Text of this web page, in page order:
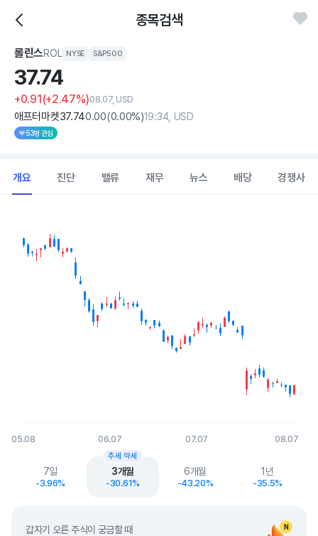
종목검색
롤린스ROL NYSE S&P500
37.74
+0.91(+2.47%)08.07, USD
애프터마켓37.740.00(0.00%)19:34, USD
53명 관심
개요 진단 밸류 재무 뉴스 배당 경쟁사
View as data table, Chart
The chart has 1 X axis displaying Time. Data ranges from
The chart has 1 Y axis displaying values. Data ranges from
05.08 06.07 07.07 08.07
End of interactive chart.
7일
-3.96%
3개월
-30.61%
추세 약세
6개월
-43.20%
1년
-35.5%
N
갑자기 오른 주식이 궁금할 때